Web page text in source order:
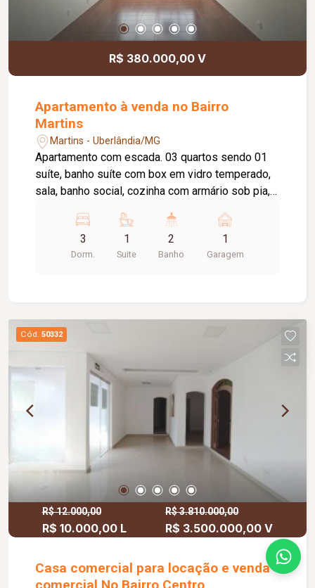
R$ 380.000,00 V
Apartamento à venda no Bairro
Martins
Martins - Uberlândia/MG
Apartamento com escada. 03 quartos sendo 01
suíte, banho suíte com box em vidro temperado,
sala, banho social, cozinha com armário sob pia,
de garagem. INCLUSO CONDOMINIO taxa de
mudança aprox. 10% do salario mínimo (entrada e
3
Dorm.
1
Suite
2
Banho
1
Garagem
Cód. 50332
R$ 12.000,00
R$ 10.000,00 L
R$ 3.810.000,00
R$ 3.500.000,00 V
Casa comercial para locação e venda
comercial No Bairro Centro